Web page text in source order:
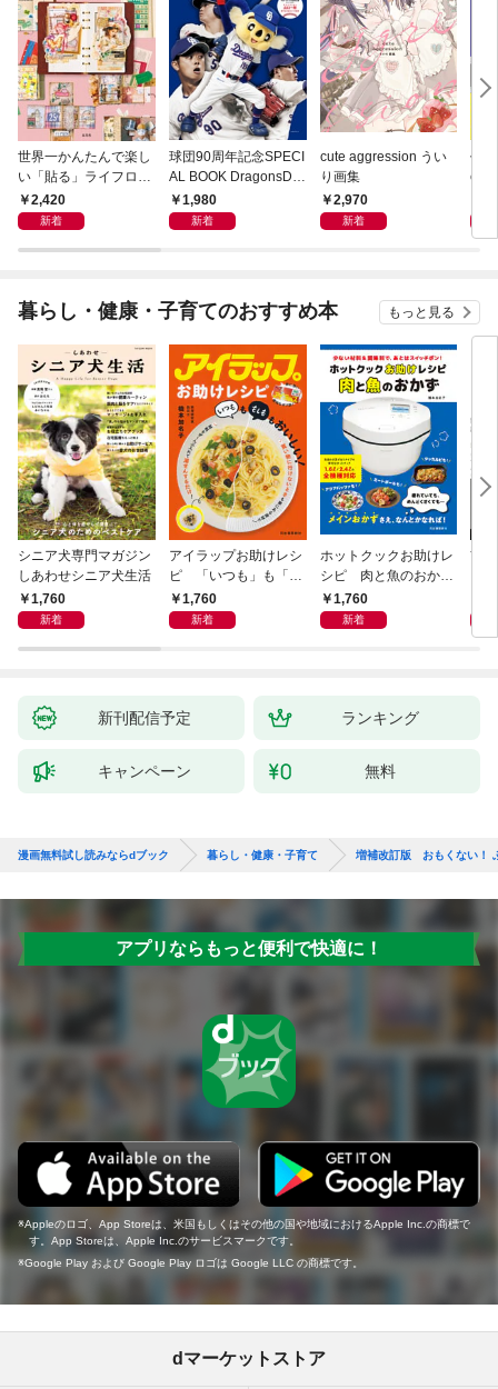
世界一かんたんで楽し
い「貼る」ライフログ
ジャンクジャーナルの
はじめ方
2,420
新着
球団90周年記念SPECI
AL BOOK DragonsDa
ys 2026
1,980
新着
cute aggression うい
り画集
2,970
新着
作
cts
暮らし・健康・子育てのおすすめ本 もっと見る
シニア犬専門マガジン
しあわせシニア犬生活
1,760
新着
アイラップお助けレシ
ピ 「いつも」も「も
しも」もおいしい！
1,760
新着
ホットクックお助けレ
シピ 肉と魚のおか
ず 少ない材料＆調味
料で、あとはスイッチ
1,760
新着
首
リ
昇
新刊配信予定 ランキング
キャンペーン 無料
漫画無料試し読みならdブック 暮らし・健康・子育て 増補改訂版 おもくない！
アプリならもっと便利で快適に！
Appleのロゴ、App Storeは、米国もしくはその他の国や地域におけるApple Inc.の商標で
す。App Storeは、Apple Inc.のサービスマークです。
Google Play および Google Play ロゴは Google LLC の商標です。
dマーケットストア